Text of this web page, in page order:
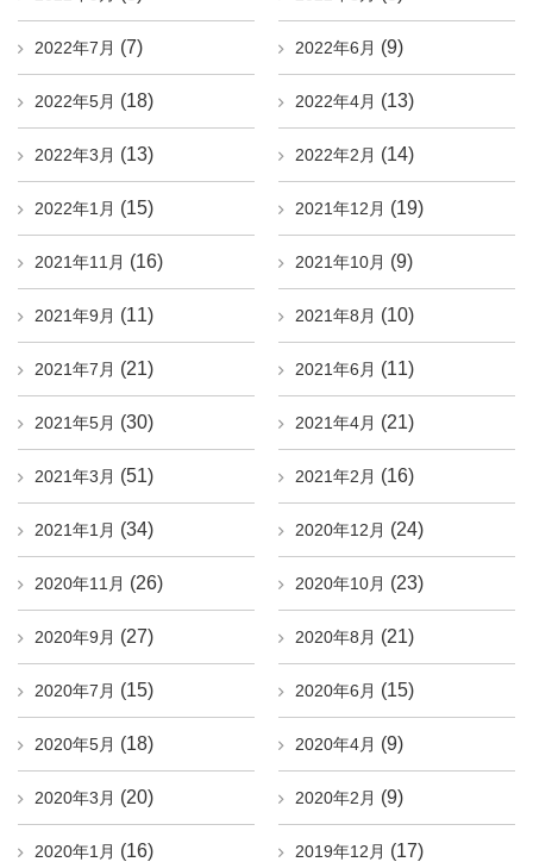
2022年7月 (7) 2022年6月 (9)
2022年5月 (18) 2022年4月 (13)
2022年3月 (13) 2022年2月 (14)
2022年1月 (15) 2021年12月 (19)
2021年11月 (16) 2021年10月 (9)
2021年9月 (11) 2021年8月 (10)
2021年7月 (21) 2021年6月 (11)
2021年5月 (30) 2021年4月 (21)
2021年3月 (51) 2021年2月 (16)
2021年1月 (34) 2020年12月 (24)
2020年11月 (26) 2020年10月 (23)
2020年9月 (27) 2020年8月 (21)
2020年7月 (15) 2020年6月 (15)
2020年5月 (18) 2020年4月 (9)
2020年3月 (20) 2020年2月 (9)
2020年1月 (16) 2019年12月 (17)